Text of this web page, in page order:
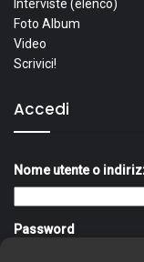
Interviste (elenco)
Foto Album
Video
Scrivici!
Accedi
Nome utente o
Password